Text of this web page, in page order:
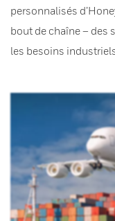
personnalisés
bout de chaîne – des
les besoins